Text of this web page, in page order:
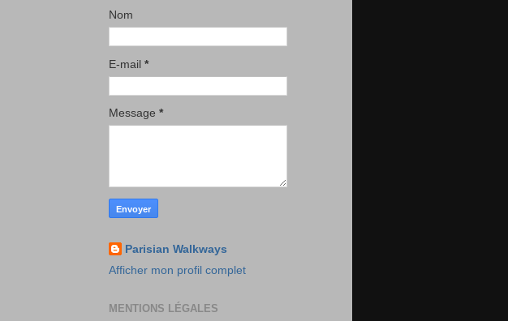
Nom
E-mail *
Message *
Parisian Walkways
Afficher mon profil complet
MENTIONS LÉGALES